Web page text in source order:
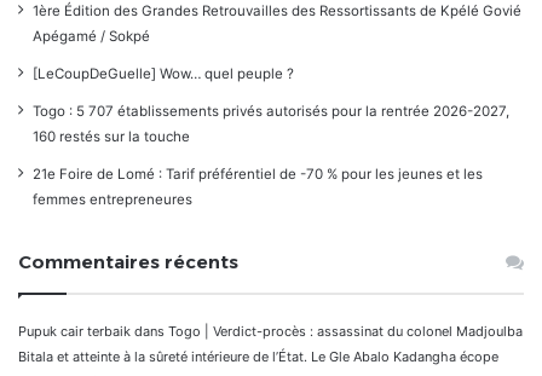
1ère Édition des Grandes Retrouvailles des Ressortissants de Kpélé Govié
Apégamé / Sokpé
[LeCoupDeGuelle] Wow… quel peuple ?
Togo : 5 707 établissements privés autorisés pour la rentrée 2026-2027,
160 restés sur la touche
21e Foire de Lomé : Tarif préférentiel de -70 % pour les jeunes et les
femmes entrepreneures
Commentaires récents
Pupuk cair terbaik dans Togo | Verdict-procès : assassinat du colonel Madjoulba
Bitala et atteinte à la sûreté intérieure de l’État. Le Gle Abalo Kadangha écope